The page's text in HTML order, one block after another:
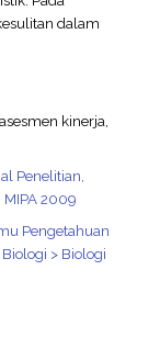
dalam
kinerja,
Penelitian,
MIPA 2009
Pengetahuan
> Biologi